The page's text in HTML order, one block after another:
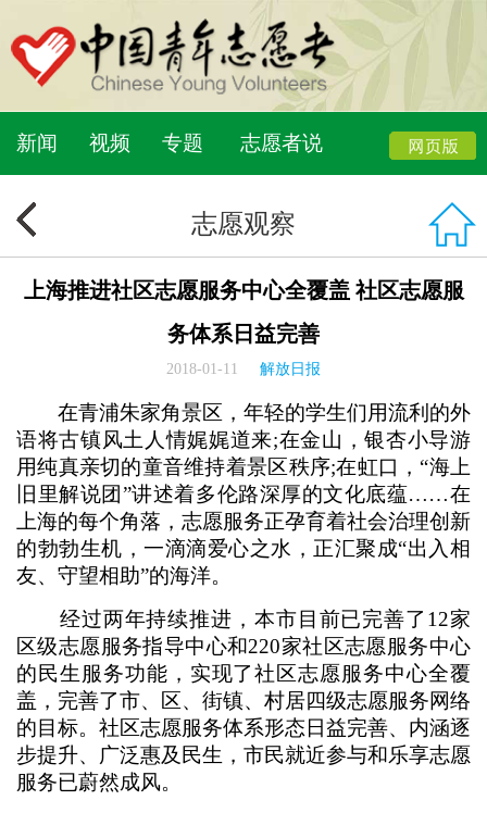
新闻 视频 专题 志愿者说
志愿观察
上海推进社区志愿服务中心全覆盖 社区志愿服
务体系日益完善
2018-01-11 解放日报
在青浦朱家角景区，年轻的学生们用流利的外
语将古镇风土人情娓娓道来;在金山，银杏小导游
用纯真亲切的童音维持着景区秩序;在虹口，“海上
旧里解说团”讲述着多伦路深厚的文化底蕴……在
上海的每个角落，志愿服务正孕育着社会治理创新
的勃勃生机，一滴滴爱心之水，正汇聚成“出入相
友、守望相助”的海洋。
经过两年持续推进，本市目前已完善了12家
区级志愿服务指导中心和220家社区志愿服务中心
的民生服务功能，实现了社区志愿服务中心全覆
盖，完善了市、区、街镇、村居四级志愿服务网络
的目标。社区志愿服务体系形态日益完善、内涵逐
步提升、广泛惠及民生，市民就近参与和乐享志愿
服务已蔚然成风。